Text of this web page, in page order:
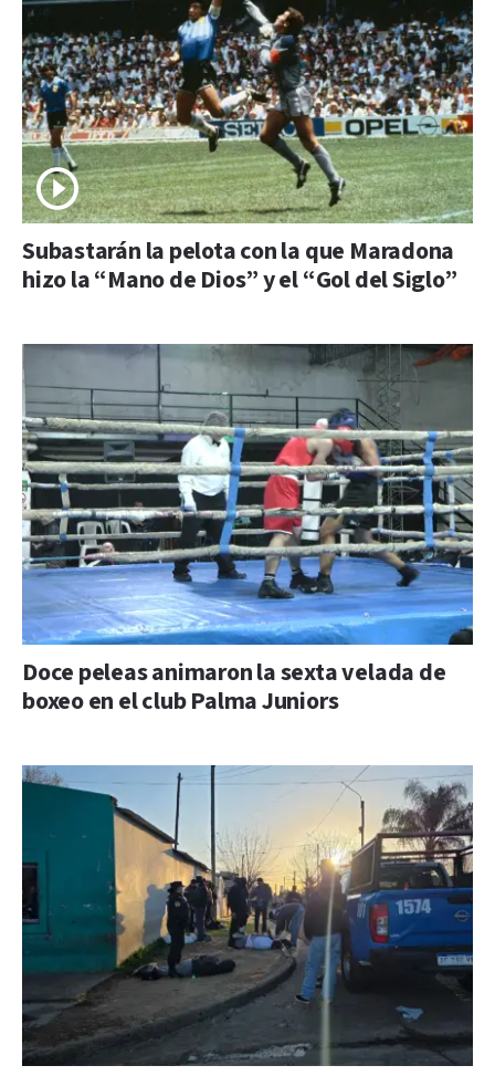
Subastarán la pelota con la que Maradona
hizo la “Mano de Dios” y el “Gol del Siglo”
Doce peleas animaron la sexta velada de
boxeo en el club Palma Juniors